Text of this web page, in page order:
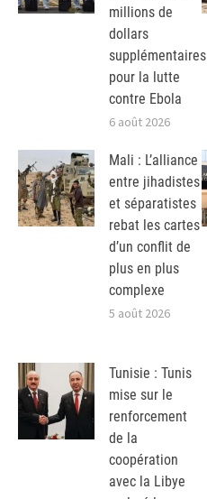
millions de
dollars
supplémentaires
pour la lutte
contre Ebola
6 août 2026
Mali : L’alliance
entre jihadistes
et séparatistes
rebat les cartes
d’un conflit de
plus en plus
complexe
5 août 2026
Tunisie : Tunis
mise sur le
renforcement
de la
coopération
avec la Libye